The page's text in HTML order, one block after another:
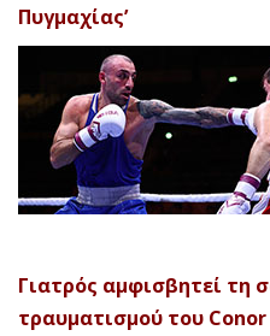
Πυγμαχίας’
Γιατρός αμφισβητεί τη
τραυματισμού του